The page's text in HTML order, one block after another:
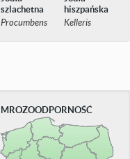
szlachetna
Procumbens
hiszpańska
Kelleris
MROZOODPORNOŚĆ